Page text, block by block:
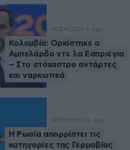
ΚΟΣΜΟΣ21 λ. πριν
Κολομβία: Ορκίστηκε ο
Αμπελάρδο ντε λα Εσπριέγια
– Στο στόχαστρο αντάρτες
και ναρκωτικά
ΚΟΣΜΟΣ50 λ. πριν
Η Ρωσία απορρίπτει τις
κατηγορίες της Γερμαβίας